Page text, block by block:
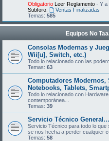
Obligatorio Leer Reglamento - Y a
Subforo:
Ventas Finalizadas
Temas: 585
Equipos No
Consolas Modernas y
Wii[u], Switch, etc.)
Todo lo relacionado con las
Temas: 63
Computadores Modernos,
Notebooks, Tablets,
Todo lo relacionado con
contemporánea...
Temas: 39
Servicio Técnico General...
Servicio Técnico para todo lo
se nos hecha a perder cualquier
Temas: 58